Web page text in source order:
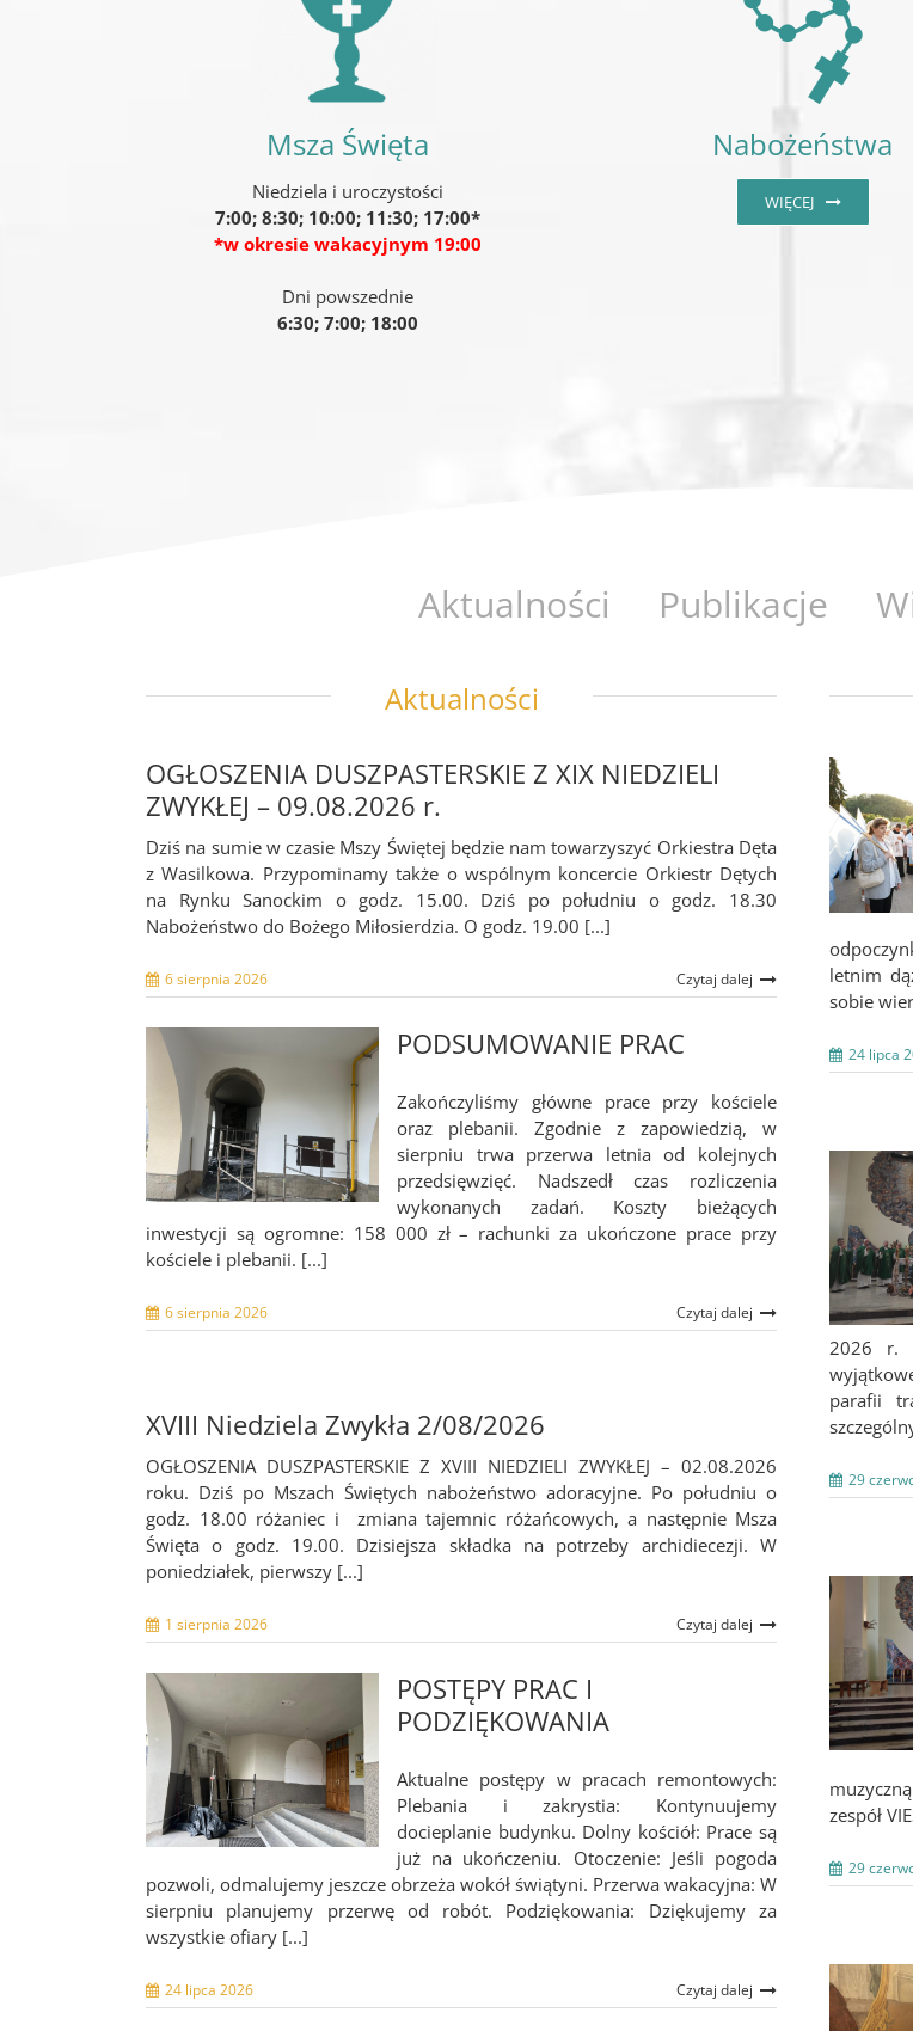
Msza Święta
Niedziela i uroczystości
7:00; 8:30; 10:00; 11:30; 17:00*
*w okresie wakacyjnym 19:00
Dni powszednie
6:30; 7:00; 18:00
Nabożeństwa
WIĘCEJ
Aktualności Publikacje
Aktualności
OGŁOSZENIA DUSZPASTERSKIE Z XIX NIEDZIELI
ZWYKŁEJ – 09.08.2026 r.
Dziś na sumie w czasie Mszy Świętej będzie nam towarzyszyć Orkiestra Dęta
z Wasilkowa. Przypominamy także o wspólnym koncercie Orkiestr Dętych
na Rynku Sanockim o godz. 15.00. Dziś po południu o godz. 18.30
Nabożeństwo do Bożego Miłosierdzia. O godz. 19.00 [...]
6 sierpnia 2026 Czytaj dalej
PODSUMOWANIE PRAC
Zakończyliśmy główne prace przy kościele
oraz plebanii. Zgodnie z zapowiedzią, w
sierpniu trwa przerwa letnia od kolejnych
przedsięwzięć. Nadszedł czas rozliczenia
wykonanych zadań. Koszty bieżących
inwestycji są ogromne: 158 000 zł – rachunki za ukończone prace przy
kościele i plebanii. [...]
6 sierpnia 2026 Czytaj dalej
XVIII Niedziela Zwykła 2/08/2026
OGŁOSZENIA DUSZPASTERSKIE Z XVIII NIEDZIELI ZWYKŁEJ – 02.08.2026
roku. Dziś po Mszach Świętych nabożeństwo adoracyjne. Po południu o
godz. 18.00 różaniec i zmiana tajemnic różańcowych, a następnie Msza
Święta o godz. 19.00. Dzisiejsza składka na potrzeby archidiecezji. W
poniedziałek, pierwszy [...]
1 sierpnia 2026 Czytaj dalej
POSTĘPY PRAC I
PODZIĘKOWANIA
Aktualne postępy w pracach remontowych:
Plebania i zakrystia: Kontynuujemy
docieplanie budynku. Dolny kościół: Prace są
już na ukończeniu. Otoczenie: Jeśli pogoda
pozwoli, odmalujemy jeszcze obrzeża wokół świątyni. Przerwa wakacyjna: W
sierpniu planujemy przerwę od robót. Podziękowania: Dziękujemy za
wszystkie ofiary [...]
24 lipca 2026 Czytaj dalej
letnim
sobie
24 lipca
2026 r.
parafii
29
zespół
29